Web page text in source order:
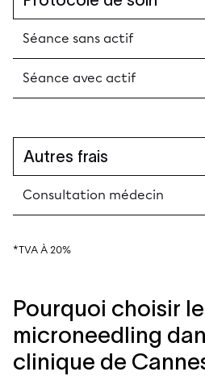
Séance sans actif
Séance avec actif
Autres frais
Consultation médecin
*TVA À 20%
Pourquoi choisir le
microneedling
clinique de